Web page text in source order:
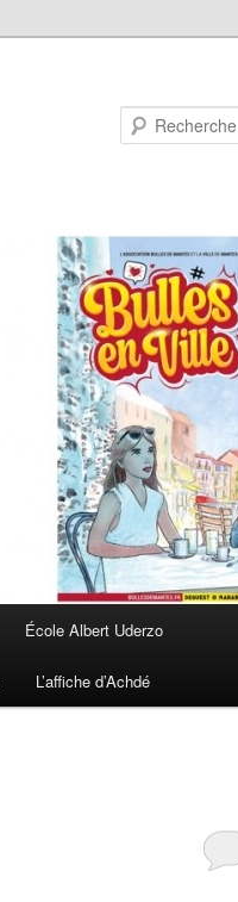
École Albert Uderzo
L’affiche d’Achdé